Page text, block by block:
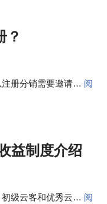
？
注册分销需要邀请… 阅
益制度介绍
初级云客和优秀云… 阅